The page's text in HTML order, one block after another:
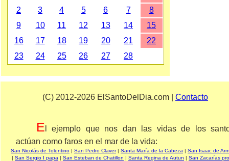
2
3 4 5 6 7
8
9
10 11 12 13 14
15
16
17 18 19 20 21
22
23
24 25 26 27 28
(C) 2012-2026 ElSantoDelDia.com | Contacto
E l ejemplo que nos dan las vidas de los
actúan como faros en el mar de la vida:
San Nicolás de Tolentino | San Pedro Claver| Santa María de la Cabeza | San Isaac de
| San Sergio I papa | San Esteban de Chatillon | Santa Regina de Autun | San Zacarías